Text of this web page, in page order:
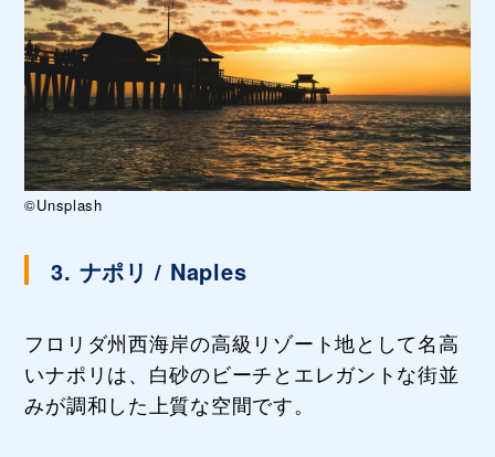
©Unsplash
3. ナポリ / Naples
フロリダ州西海岸の高級リゾート地として名高
いナポリは、白砂のビーチとエレガントな街並
みが調和した上質な空間です。